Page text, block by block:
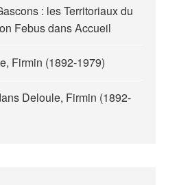
: les Territoriaux du
FebusdansAccueil
Firmin (1892-1979)
Deloule, Firmin (1892-